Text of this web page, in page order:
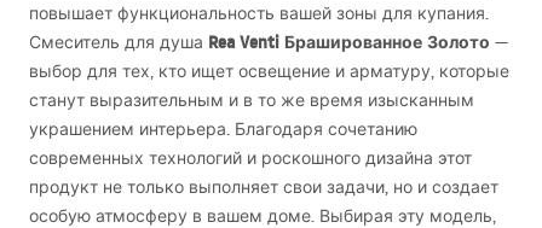
повышает функциональность вашей зоны для купания.
Смеситель для душа Rea Venti Брашированное Золото —
выбор для тех, кто ищет освещение и арматуру, которые
станут выразительным и в то же время изысканным
украшением интерьера. Благодаря сочетанию
современных технологий и роскошного дизайна этот
продукт не только выполняет свои задачи, но и создает
особую атмосферу в вашем доме. Выбирая эту модель,